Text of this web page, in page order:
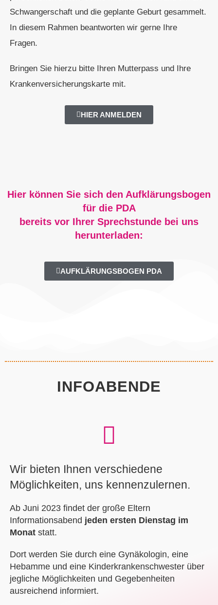
Schwangerschaft und die geplante Geburt gesammelt.
In diesem Rahmen beantworten wir gerne Ihre
Fragen.
Bringen Sie hierzu bitte Ihren Mutterpass und Ihre
Krankenversicherungskarte mit.
HIER ANMELDEN
Hier können Sie sich den Aufklärungsbogen
für die PDA
bereits vor Ihrer Sprechstunde bei uns
herunterladen:
AUFKLÄRUNGSBOGEN PDA
INFOABENDE
Wir bieten Ihnen verschiedene
Möglichkeiten, uns kennenzulernen.
Ab Juni 2023 findet der große Eltern
Informationsabend jeden ersten Dienstag im
Monat statt.
Dort werden Sie durch eine Gynäkologin, eine
Hebamme und eine Kinderkrankenschwester über
jegliche Möglichkeiten und Gegebenheiten
ausreichend informiert.